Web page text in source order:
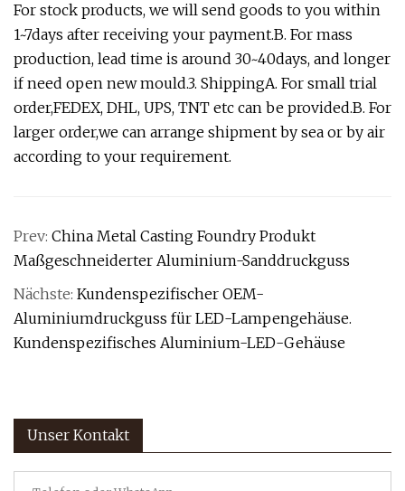
For stock products, we will send goods to you within
1~7days after receiving your payment.B. For mass
production, lead time is around 30~40days, and longer
if need open new mould.3. ShippingA. For small trial
order,FEDEX, DHL, UPS, TNT etc can be provided.B. For
larger order,we can arrange shipment by sea or by air
according to your requirement.
Prev: China Metal Casting Foundry Produkt
Maßgeschneiderter Aluminium-Sanddruckguss
Nächste: Kundenspezifischer OEM-
Aluminiumdruckguss für LED-Lampengehäuse.
Kundenspezifisches Aluminium-LED-Gehäuse
Unser Kontakt